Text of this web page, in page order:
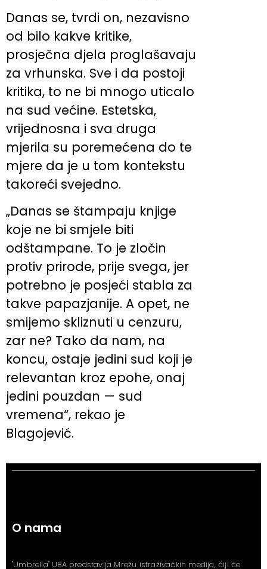
Danas se, tvrdi on, nezavisno
od bilo kakve kritike,
prosječna djela proglašavaju
za vrhunska. Sve i da postoji
kritika, to ne bi mnogo uticalo
na sud većine. Estetska,
vrijednosna i sva druga
mjerila su poremećena do te
mjere da je u tom kontekstu
takoreći svejedno.
„Danas se štampaju knjige
koje ne bi smjele biti
odštampane. To je zločin
protiv prirode, prije svega, jer
potrebno je posjeći stabla za
takve papazjanije. A opet, ne
smijemo skliznuti u cenzuru,
zar ne? Tako da nam, na
koncu, ostaje jedini sud koji je
relevantan kroz epohe, onaj
jedini pouzdan — sud
vremena“, rekao je
Blagojević.
O nama
"Umbrella" UBA predstavlja Mrežu istraživačkih medija, čiji će